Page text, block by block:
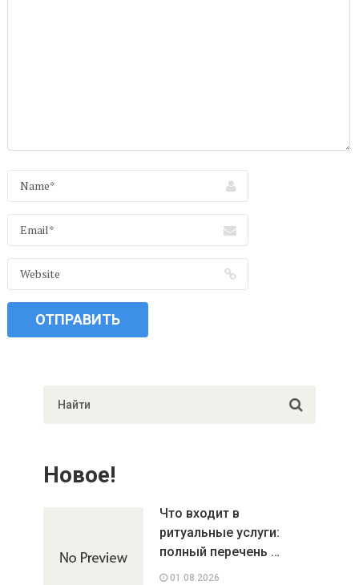
Новое!
Что входит в
ритуальные услуги:
полный перечень …
01.08.2026